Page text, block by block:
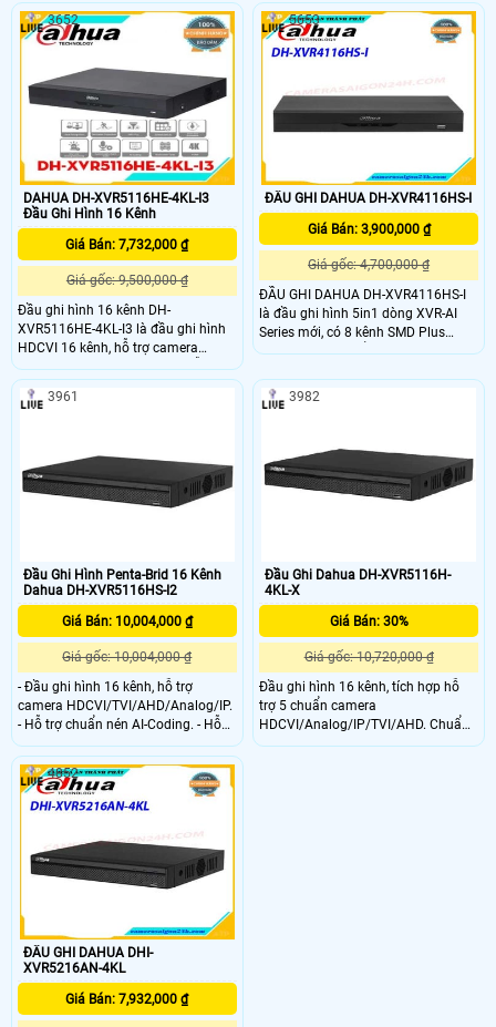
nén hình ảnh H.265+/H.265 ■
Chuẩn nén hình ảnh H.265+/H
chuẩn nén AI-Coding.Đầu ghi hình
Dahua này thiết kế vỏ kim loại, có
khe tản nhiệt tốt, giúp hệ thống hoạt
lượng hình ảnh, phù hợp với các dự
án vừa và nhỏ
DAHUA DH-XVR5116HE-4KL-I3
Đầu Ghi Hình 16 Kênh
Giá Bán: 7,732,000 ₫
Giá gốc: 9,500,000 ₫
Đầu ghi hình 16 kênh DH-
XVR5116HE-4KL-I3 là đầu ghi hình
HDCVI 16 kênh, hỗ trợ camera
HDCVI/TVI/AHD/Analog/IP, hỗ trợ
chuẩn nén AI-Coding.Đầu ghi hình
Dahua này thiết kế vỏ kim loại, có
lượng hình ảnh, phù hợp với các dự
án vừa và nhỏ
3652
ĐẦU GHI DAHUA DH-XVR4116HS-I
Giá Bán: 3,900,000 ₫
Giá gốc: 4,700,000 ₫
ĐẦU GHI DAHUA DH-XVR4116HS-I
là đầu ghi hình 5in1 dòng XVR-AI
Series mới, có 8 kênh SMD Plus
(analog). Có chuẩn nén AI-Coding,
GHI DAHUA DH-XVR4116HS-I bao
gồm 16 kênh hỗ trợ chuẩn nén
trữ hình ảnh giám sát
5653
Đầu Ghi Hình Penta-Brid 16 Kênh
Dahua DH-XVR5116HS-I2
Giá Bán: 10,004,000 ₫
Giá gốc: 10,004,000 ₫
- Đầu ghi hình 16 kênh, hỗ trợ
camera HDCVI/TVI/AHD/Analog/IP.
- Hỗ trợ chuẩn nén AI-Coding. - Hỗ
trợ tối đa 1 kênh bảo vệ vành đai
(analog) hoặc 1 kênh nhận diện
khuôn mặt (analog) hoặc 4 kênh
SMD Plus (analog)
3961
Đầu Ghi Dahua DH-XVR5116H-
4KL-X
Giá Bán: 30%
Giá gốc: 10,720,000 ₫
Đầu ghi hình 16 kênh, tích hợp hỗ
trợ 5 chuẩn camera
HDCVI/Analog/IP/TVI/AHD. Chuẩn
nén hình ảnh H.265+/H.265 với hai
3982
ĐẦU GHI DAHUA DHI-
XVR5216AN-4KL
Giá Bán: 7,932,000 ₫
4852